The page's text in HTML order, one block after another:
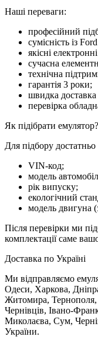
Наші переваги:
професійний
сумісність із
якісні
сучасна
технічна
гарантія 3 роки;
швидка доставка
перевірка
Як підібрати емулятор?
Для підбору
VIN-код;
модель
рік випуску;
екологічний
модель двигуна
Після перевірки ми
комплектації саме
Доставка по Україні
Ми відправляємо
Одеси, Харкова,
Житомира, Тернополя,
Чернівців, Івано-
Миколаєва, Сум,
України.